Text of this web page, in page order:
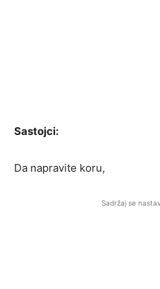
Sastojci:
Da napravite koru,
Sadržaj se